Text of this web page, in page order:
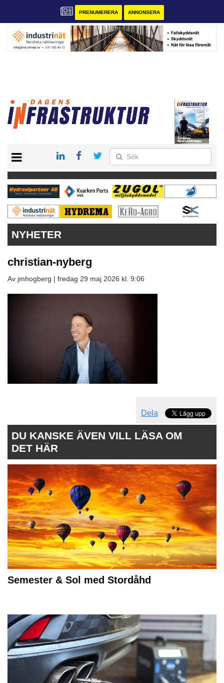
PRENUMERERA ANNONSERA
KONTAKT
VÅRA ANDRA MAGASIN
PRENUMERERA
ANNONSERA
NYHETER
christian-nyberg
Av jmhogberg | fredag 29 maj 2026 kl. 9:06
Dela
DU KANSKE ÄVEN VILL LÄSA OM
DET HÄR
Semester & Sol med Stordåhd